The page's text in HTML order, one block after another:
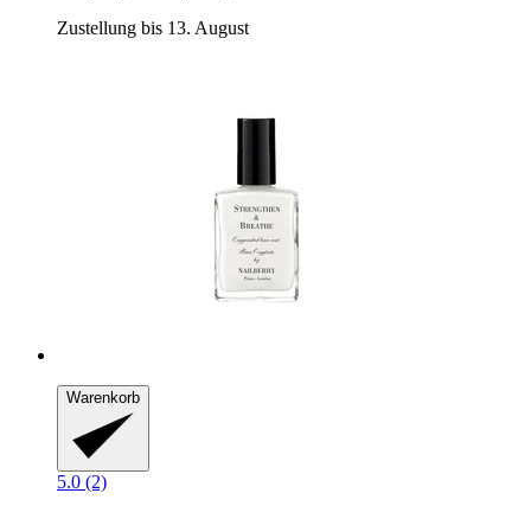
Zustellung bis 13. August
Warenkorb
5.0 (2)